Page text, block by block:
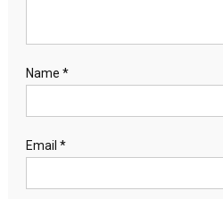
Name *
Email *